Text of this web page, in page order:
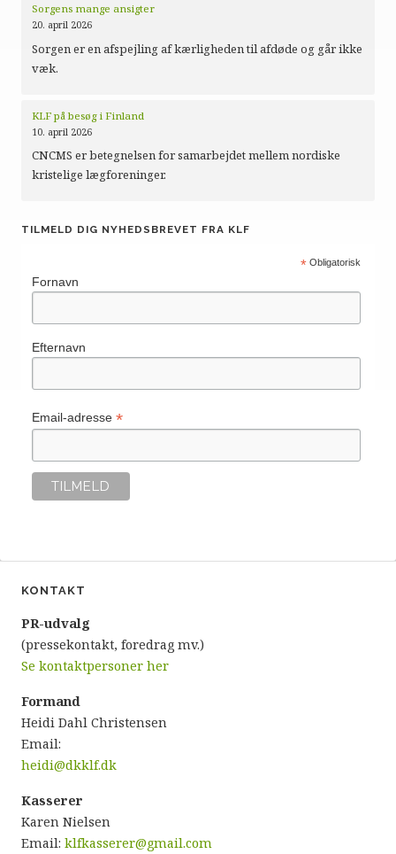
Sorgens mange ansigter
20. april 2026
Sorgen er en afspejling af kærligheden til afdøde og går ikke
væk.
KLF på besøg i Finland
10. april 2026
CNCMS er betegnelsen for samarbejdet mellem nordiske
kristelige lægforeninger.
TILMELD DIG NYHEDSBREVET FRA KLF
* Obligatorisk
Fornavn
Efternavn
Email-adresse *
KONTAKT
PR-udvalg
(pressekontakt, foredrag mv.)
Se kontaktpersoner her
Formand
Heidi Dahl Christensen
Email:
heidi@dkklf.dk
Kasserer
Karen Nielsen
Email: klfkasserer@gmail.com